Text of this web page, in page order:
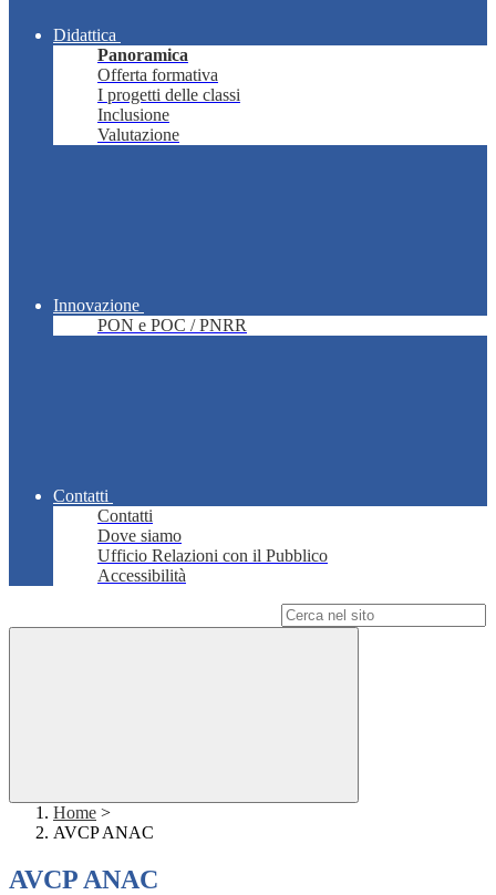
Didattica
Panoramica
Offerta formativa
I progetti delle classi
Inclusione
Valutazione
Innovazione
PON e POC / PNRR
Contatti
Contatti
Dove siamo
Ufficio Relazioni con il Pubblico
Accessibilità
Home >
AVCP ANAC
AVCP ANAC